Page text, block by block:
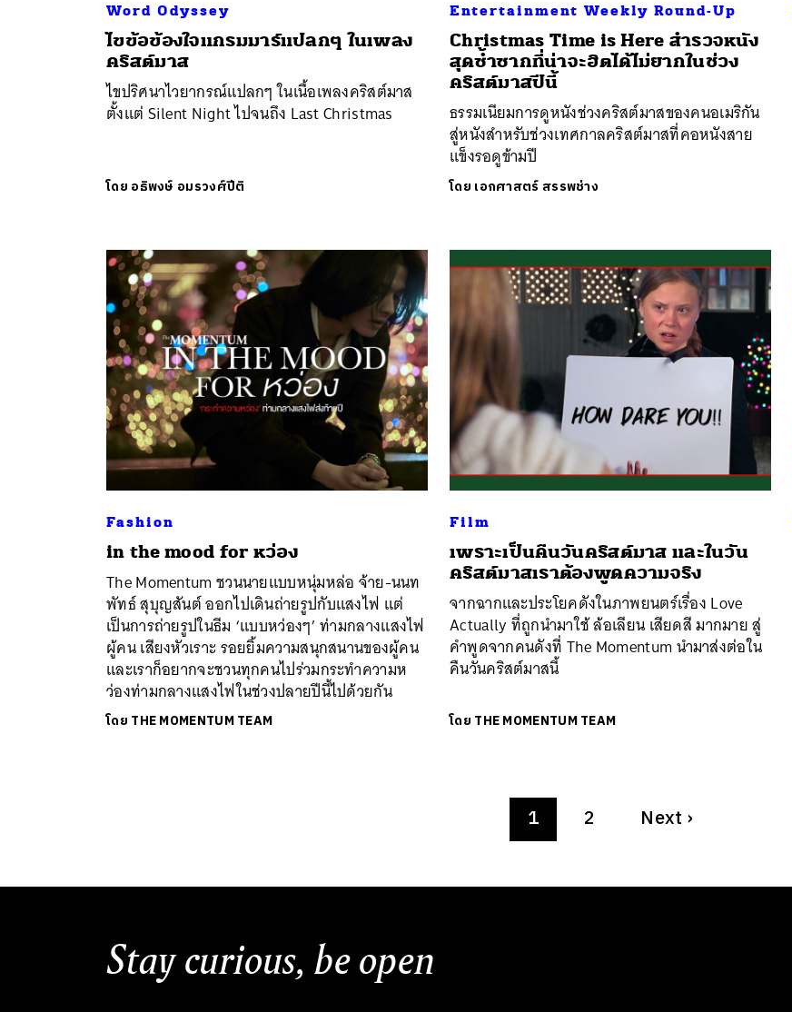
Word Odyssey
ไขข้อข้องใจแกรมมาร์แปลกๆ ในเพลง
คริสต์มาส
ไขปริศนาไวยากรณ์แปลกๆ ในเนื้อเพลงคริสต์มาส
ตั้งแต่ Silent Night ไปจนถึง Last Christmas
โดย อธิพงษ์ อมรวงศ์ปีติ
Entertainment Weekly Round-Up
Christmas Time is Here สำรวจหนัง
สุดซ้ำซากที่น่าจะฮิตได้ไม่ยากในช่วง
คริสต์มาสปีนี้
ธรรมเนียมการดูหนังช่วงคริสต์มาสของคนอเมริกัน
สู่หนังสำหรับช่วงเทศกาลคริสต์มาสที่คอหนังสาย
แข็งรอดูข้ามปี
โดย เอกศาสตร์ สรรพช่าง
Fashion
in the mood for หว่อง
The Momentum ชวนนายแบบหนุ่มหล่อ จ้าย-นนท
พัทธ์ สุบุญสันต์ ออกไปเดินถ่ายรูปกับแสงไฟ แต่
เป็นการถ่ายรูปในธีม ‘แบบหว่องๆ’ ท่ามกลางแสงไฟ
ผู้คน เสียงหัวเราะ รอยยิ้มความสนุกสนานของผู้คน
และเราก็อยากจะชวนทุกคนไปร่วมกระทำความห
ว่องท่ามกลางแสงไฟในช่วงปลายปีนี้ไปด้วยกัน
โดย THE MOMENTUM TEAM
Film
เพราะเป็นคืนวันคริสต์มาส และในวัน
คริสต์มาสเราต้องพูดความจริง
จากฉากและประโยคดังในภาพยนตร์เรื่อง Love
Actually ที่ถูกนำมาใช้ ล้อเลียน เสียดสี มากมาย สู่
คำพูดจากคนดังที่ The Momentum นำมาส่งต่อใน
คืนวันคริสต์มาสนี้
โดย THE MOMENTUM TEAM
1 2 Next ›
Stay curious, be open